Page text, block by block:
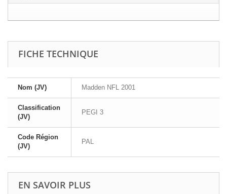
FICHE TECHNIQUE
Nom (JV) Madden NFL 2001
Classification
(JV)
PEGI 3
Code Région
(JV)
PAL
EN SAVOIR PLUS